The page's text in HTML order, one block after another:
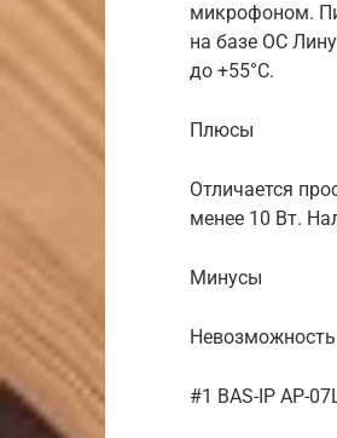
микрофоном.
на базе ОС
до +55°С.
Плюсы
Отличается
менее 10 Вт.
Минусы
#1 BAS-IP AP-